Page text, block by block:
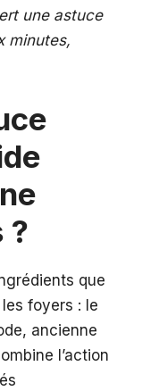
une astuce
minutes,
?
que
foyers : le
ancienne
l’action